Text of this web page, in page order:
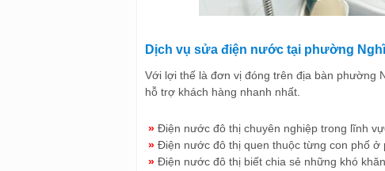
Dịch vụ sửa điện nước tại phường
Với lợi thế là đơn vị đóng trên địa bàn phường
hỗ trợ khách hàng nhanh nhất.
» Điện nước đô thị chuyên nghiệp trong lĩnh
» Điện nước đô thị quen thuộc từng con phố ở
» Điện nước đô thị biết chia sẻ những khó